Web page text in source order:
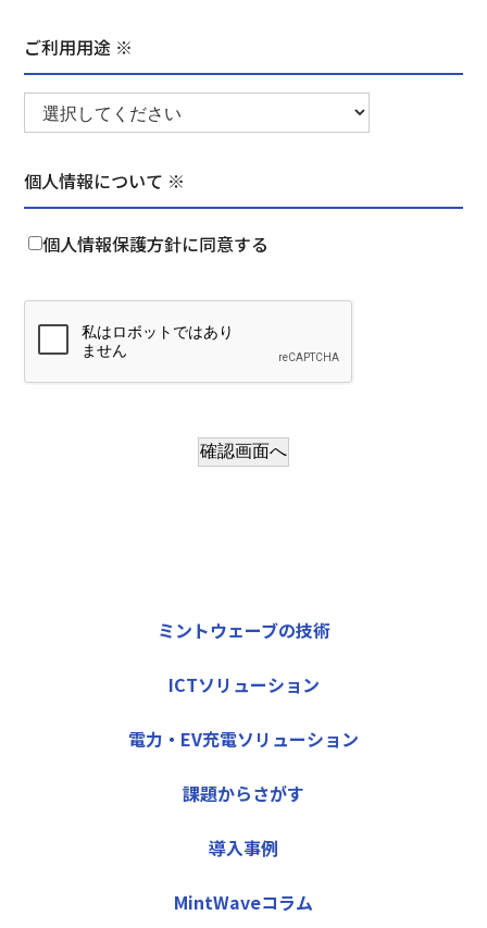
ご利用用途 ※
個人情報について ※
個人情報保護方針に同意する
確認画面へ
ミントウェーブの技術
ICTソリューション
電力・EV充電ソリューション
課題からさがす
導入事例
MintWaveコラム